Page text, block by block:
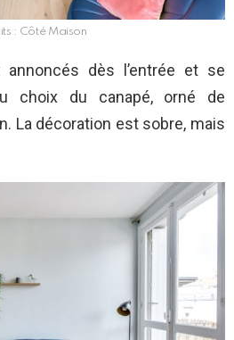
: Côté Maison
dès l’entrée et se
choix du canapé, orné de
La décoration est sobre, mais